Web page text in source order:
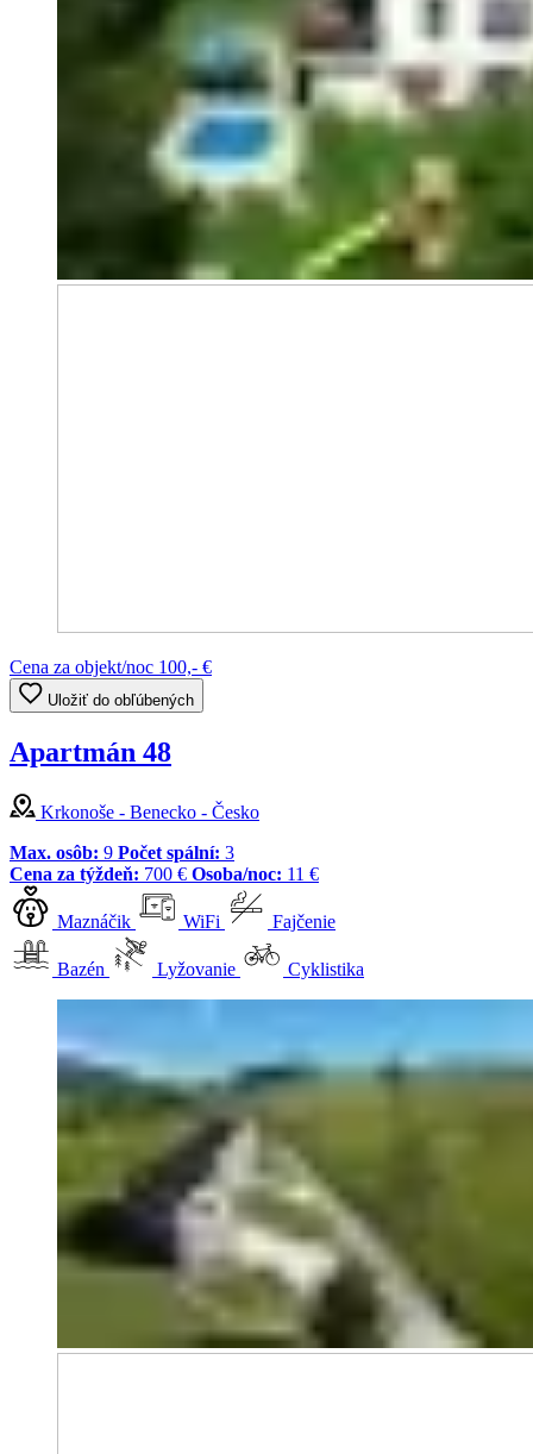
Cena za objekt/noc 100,- €
Uložiť do obľúbených
Apartmán 48
Krkonoše - Benecko - Česko
Max. osôb: 9 Počet spální: 3
Cena za týždeň: 700 € Osoba/noc: 11 €
Maznáčik WiFi Fajčenie
Bazén Lyžovanie Cyklistika